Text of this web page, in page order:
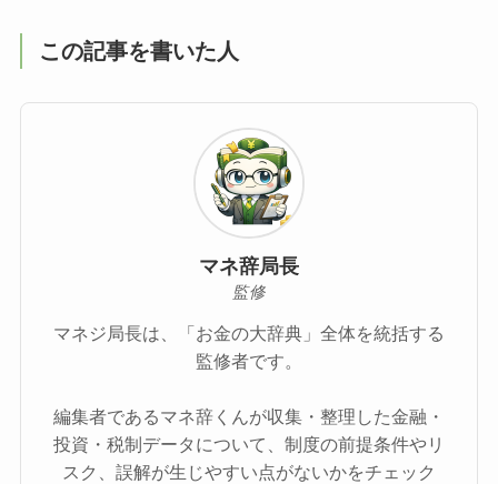
この記事を書いた人
マネ辞局長
監修
マネジ局長は、「お金の大辞典」全体を統括する
監修者です。
編集者であるマネ辞くんが収集・整理した金融・
投資・税制データについて、制度の前提条件やリ
スク、誤解が生じやすい点がないかをチェック